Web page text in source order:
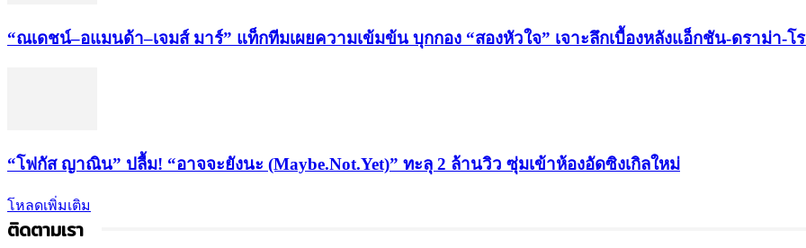
“ณเดชน์–อแมนด้า–เจมส์ มาร์” แท็กทีมเผยความเข้มข้น บุกกอง “สองหัวใจ” เจาะลึกเบื้องหลังแอ็กชัน-ดราม่า-โ
“โฟกัส ญาณิน” ปลื้ม! “อาจจะยังนะ (Maybe.Not.Yet)” ทะลุ 2 ล้านวิว ซุ่มเข้าห้องอัดซิงเกิลใหม่
โหลดเพิ่มเติม
ติดตามเรา